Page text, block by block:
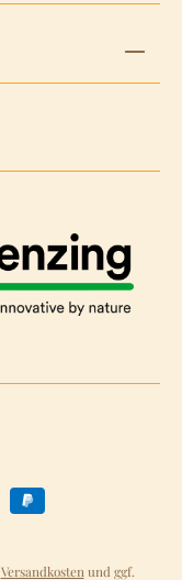
Versandkosten und ggf.